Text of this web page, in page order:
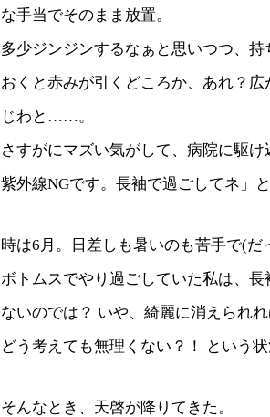
な手当でそのまま放置。
多少ジンジンするなぁと思いつつ、
おくと赤みが引くどころか、あれ？
じわと……。
さすがにマズい気がして、病院に駆
紫外線NGです。長袖で過ごしてネ」
時は6月。日差しも暑いのも苦手で(
ボトムスでやり過ごしていた私は、
ないのでは？ いや、綺麗に消えられ
どう考えても無理くない？！ という状
そんなとき、天啓が降りてきた。